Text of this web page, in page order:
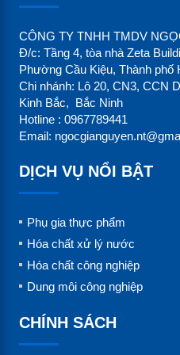
Độ bền
điện
cực:
khoảng 365
Kích
thước
lượng
70g
Hướng dẫn sử dụng
Chuẩn pH:
CÔNG TY TNHH TMDV
Đ/c: Tầng 4, tòa nhà Zeta
Phường Cầu Kiệu, Thành phố
Chi nhánh: Lô 20, CN3, CCN
Kinh Bắc, Bắc Ninh
Hotline : 0967789441
Email:
DỊCH VỤ NỔI BẬT
Phụ gia thực phẩm
Hóa chất xử lý nước
Hóa chất công nghiệp
Dung môi công nghiệp
CHÍNH SÁCH